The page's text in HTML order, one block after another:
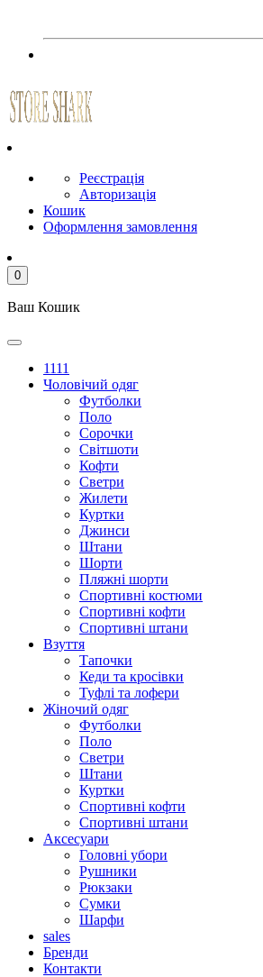
Реєстрація
Авторизація
Кошик
Оформлення замовлення
0
Ваш Кошик
1111
Чоловічий одяг
Футболки
Поло
Сорочки
Світшоти
Кофти
Светри
Жилети
Куртки
Джинси
Штани
Шорти
Пляжні шорти
Спортивні костюми
Спортивні кофти
Спортивні штани
Взуття
Тапочки
Кеди та кросівки
Туфлі та лофери
Жіночий одяг
Футболки
Поло
Светри
Штани
Куртки
Cпортивні кофти
Спортивні штани
Аксесуари
Головні убори
Рушники
Рюкзаки
Сумки
Шарфи
sales
Бренди
Контакти